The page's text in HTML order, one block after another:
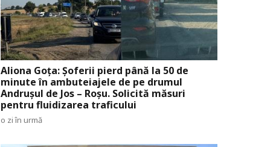
Aliona Goța: Șoferii pierd până la 50 de
minute în ambuteiajele de pe drumul
Andrușul de Jos – Roșu. Solicită măsuri
pentru fluidizarea traficului
o zi în urmă